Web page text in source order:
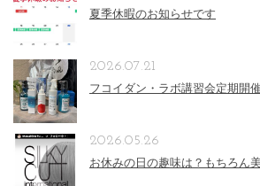
夏季休暇のお知らせです
フコイダン・ラボ講習会定期開
2026.07.21
お休みの日の趣味は？もちろん
2026.05.26